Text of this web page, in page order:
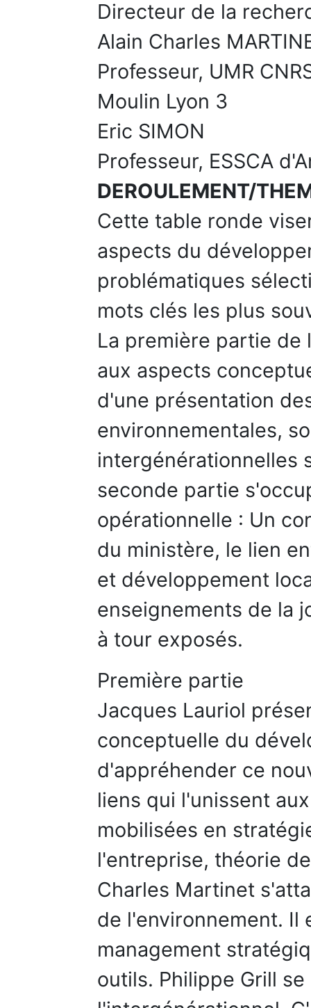
Directeur de la
Alain Charles
Professeur, UMR
Moulin Lyon 3
Eric SIMON
Professeur, ESSCA
DEROULEMENT/
Cette table ronde
aspects du
problématiques
mots clés les plus
La première partie de
aux aspects
d'une présentation
environnementales,
intergénérationnelles
seconde partie
opérationnelle : Un
du ministère, le lien
et développement
enseignements de la
à tour exposés.
Première partie
Jacques Lauriol
conceptuelle du
d'appréhender ce
liens qui l'unissent
mobilisées en
l'entreprise, théorie
Charles Martinet
de l'environnement. Il
management
outils. Philippe Grill